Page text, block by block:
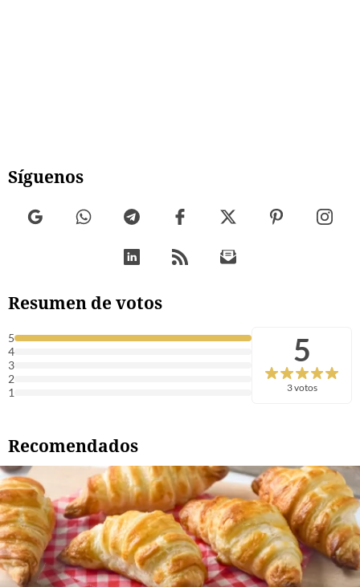
Síguenos
Resumen de votos
5
4
3
2
1
5
3 votos
Recomendados